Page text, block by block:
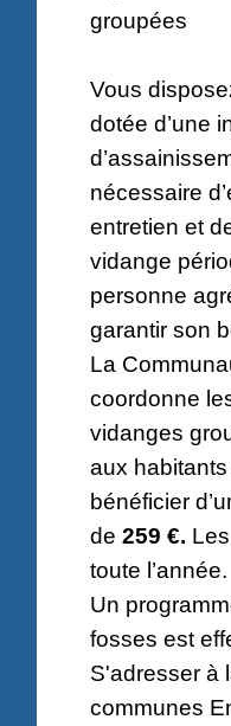
groupées
Vous
dotée d’une
nécessaire
entretien et
vidange
personne
garantir son
La
coordonne
vidanges
aux
bénéficier
de259 €.
toute l’année.
Un
fosses est
S'adresser à
communes